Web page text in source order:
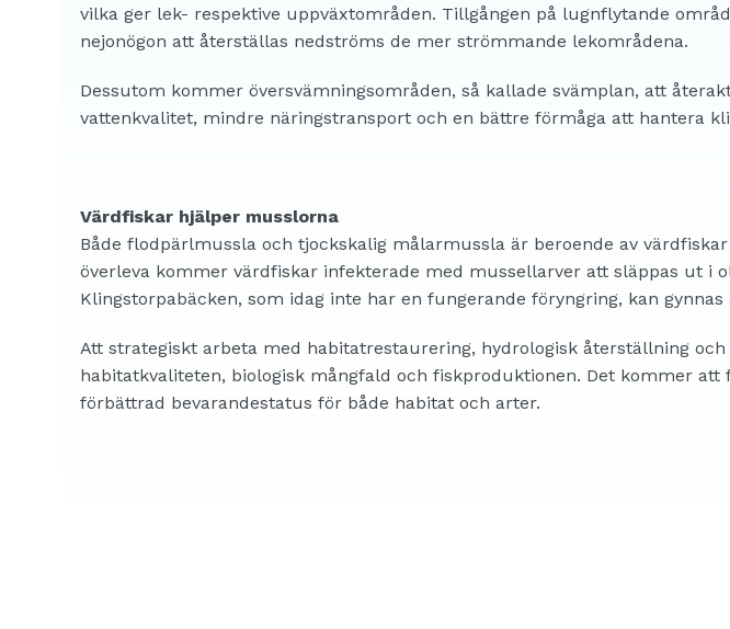
vilka ger lek- respektive uppväxtområden. Tillgången på lugnflytande
nejonögon att återställas nedströms de mer strömmande lekområdena.
Dessutom kommer översvämningsområden, så kallade svämplan, att
vattenkvalitet, mindre näringstransport och en bättre förmåga att hantera
Värdfiskar hjälper musslorna
Både flodpärlmussla och tjockskalig målarmussla är beroende av
överleva kommer värdfiskar infekterade med mussellarver att släppas ut
Klingstorpabäcken, som idag inte har en fungerande föryngring, kan gynnas
Att strategiskt arbeta med habitatrestaurering, hydrologisk återställning
habitatkvaliteten, biologisk mångfald och fiskproduktionen. Det kommer
förbättrad bevarandestatus för både habitat och arter.